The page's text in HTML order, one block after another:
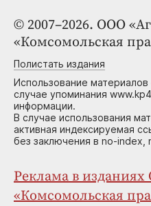
© 2007–2026. ООО
«Комсомольская
Полистать издания
Использование
случае упоминания
информации.
В случае использования
активная индексируемая
без заключения в no-index,
Реклама в
«Комсомольская